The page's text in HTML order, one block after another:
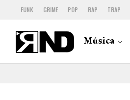
FUNK GRIME POP RAP TRAP
Música